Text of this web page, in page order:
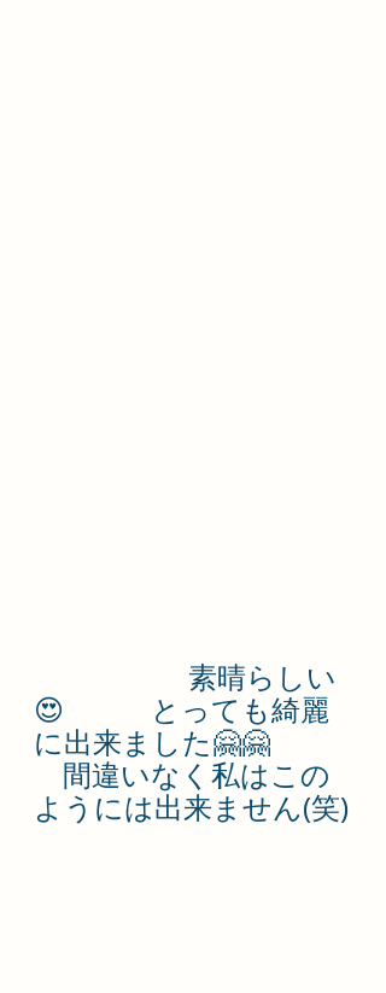
素晴らしい
😍　　　とっても綺麗
に出来ました🤗🤗
間違いなく私はこの
ようには出来ません(笑)